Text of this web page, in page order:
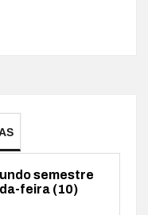
semestre
feira (10)